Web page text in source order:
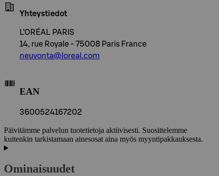
Yhteystiedot
L’ORÉAL PARIS
14, rue Royale - 75008 Paris France
neuvonta@loreal.com
EAN
3600524167202
Päivitämme palvelun tuotetietoja aktiivisesti. Suosittelemme
kuitenkin tarkistamaan ainesosat aina myös myyntipakkauksesta.
Ominaisuudet